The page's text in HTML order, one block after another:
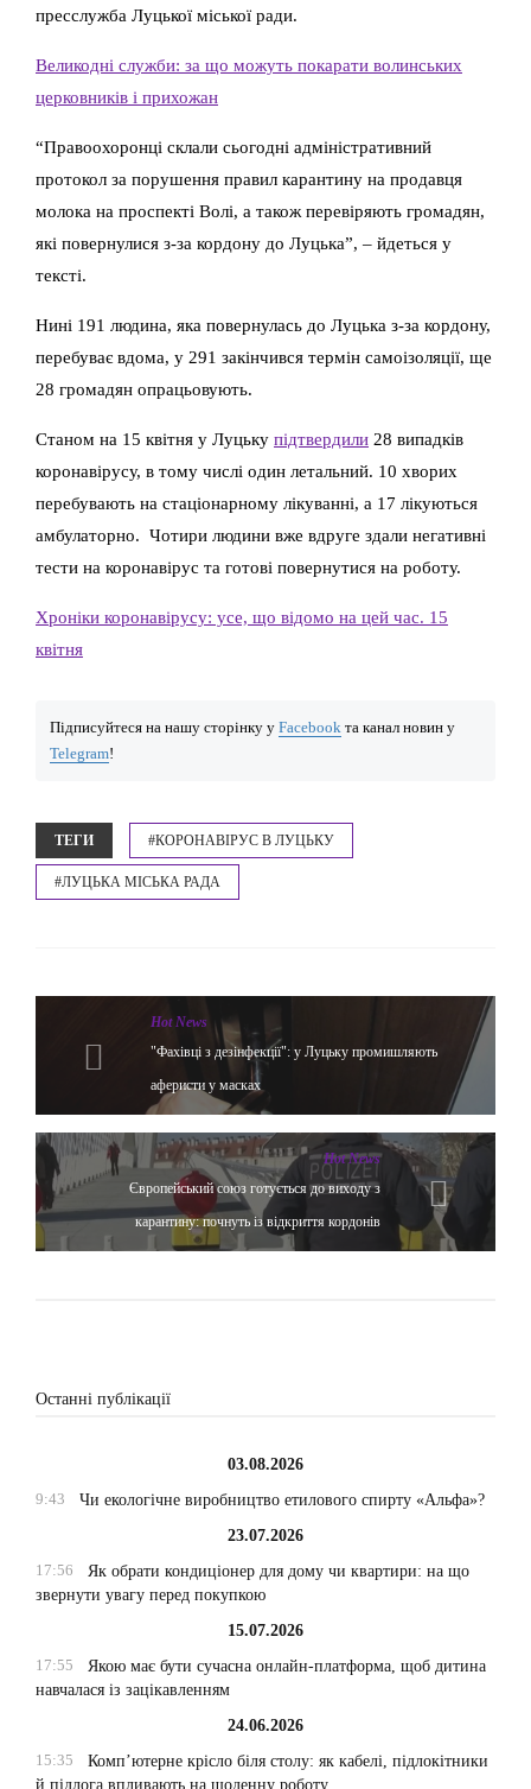
пресслужба Луцької міської ради.
Великодні служби: за що можуть покарати волинських
церковників і прихожан
“Правоохоронці склали сьогодні адміністративний
протокол за порушення правил карантину на продавця
молока на проспекті Волі, а також перевіряють громадян,
які повернулися з-за кордону до Луцька”, – йдеться у
тексті.
Нині 191 людина, яка повернулась до Луцька з-за кордону,
перебуває вдома, у 291 закінчився термін самоізоляції, ще
28 громадян опрацьовують.
Станом на 15 квітня у Луцьку підтвердили 28 випадків
коронавірусу, в тому числі один летальний. 10 хворих
перебувають на стаціонарному лікуванні, а 17 лікуються
амбулаторно. Чотири людини вже вдруге здали негативні
тести на коронавірус та готові повернутися на роботу.
Хроніки коронавірусу: усе, що відомо на цей час. 15
квітня
Підписуйтеся на нашу сторінку у Facebook та канал новин у
Telegram!
ТЕГИ #КОРОНАВІРУС В ЛУЦЬКУ
#ЛУЦЬКА МІСЬКА РАДА
Hot News
"Фахівці з дезінфекції": у Луцьку промишляють
аферисти у масках
Hot News
Європейський союз готується до виходу з
карантину: почнуть із відкриття кордонів
Останні публікації
03.08.2026
9:43
Чи екологічне виробництво етилового спирту «Альфа»?
23.07.2026
17:56
Як обрати кондиціонер для дому чи квартири: на що
звернути увагу перед покупкою
15.07.2026
17:55
Якою має бути сучасна онлайн-платформа, щоб дитина
навчалася із зацікавленням
24.06.2026
15:35
Комп’ютерне крісло біля столу: як кабелі, підлокітники
й підлога впливають на щоденну роботу